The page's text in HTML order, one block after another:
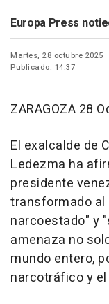
Europa Press
Martes, 28 octubre 2025
Publicado: 14:37
ZARAGOZA 28
El exalcalde de
Ledezma ha
presidente
transformado al
narcoestado" y
amenaza no
mundo entero,
narcotráfico y